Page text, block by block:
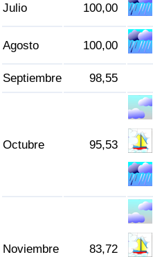
Julio 100,00
Agosto 100,00
Septiembre 98,55
Octubre 95,53
Noviembre 83,72